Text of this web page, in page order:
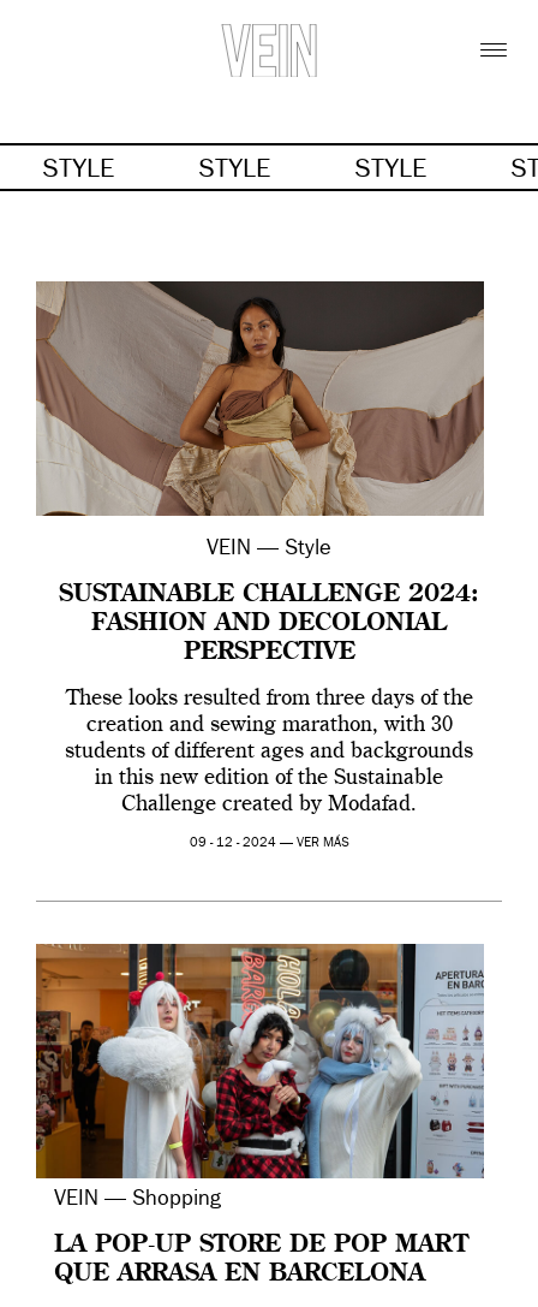
STYLE STYLE STYLE
VEIN — Style
SUSTAINABLE CHALLENGE 2024:
FASHION AND DECOLONIAL
PERSPECTIVE
These looks resulted from three days of the
creation and sewing marathon, with 30
students of different ages and backgrounds
in this new edition of the Sustainable
Challenge created by Modafad.
09 - 12 - 2024 — VER MÁS
VEIN — Shopping
LA POP-UP STORE DE POP MART
QUE ARRASA EN BARCELONA